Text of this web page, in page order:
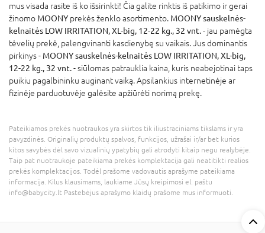
mus visada rasite iš ko išsirinkti! Čia galite rinktis iš patikimo ir gerai
žinomo MOONY prekės ženklo asortimento. MOONY sauskelnės-
kelnaitės LOW IRRITATION, XL-big, 12-22 kg., 32 vnt.- jau pamėgta
tėvelių prekė, palengvinanti kasdienybę su vaikais. Jus dominantis
pirkinys - MOONY sauskelnės-kelnaitės LOW IRRITATION, XL-big,
12-22 kg., 32 vnt.- siūlomas patrauklia kaina, kuris neabejotinai taps
puikiu pagalbininku auginant vaiką. Apsilankius internetinėje ar
fizinėje parduotuvėje galėsite apžiūrėti norimą prekę.
Pateikiamos prekės nuotraukos yra skirtos tik iliustraciniams tikslams ir yra
pavyzdinės. Originalių produktų spalvos, funkcijos, užrašai ir/ar bet kurios
kitos savybės dėl savo vizualinių ypatybių gali atrodyti kitaip negu realybėje.
Taip pat nuotraukoje pateikiama prekės komplektacija gali neatitikti realios
prekės komplektacijos. Todėl prašome vadovautis aprašyme pateikiama
informacija. Kilus klausimams, laukiame Jūsų kreipimosi el. paštu
info@babycity.lt Pastebėjus aprašymo klaidų prašome mus informuoti.